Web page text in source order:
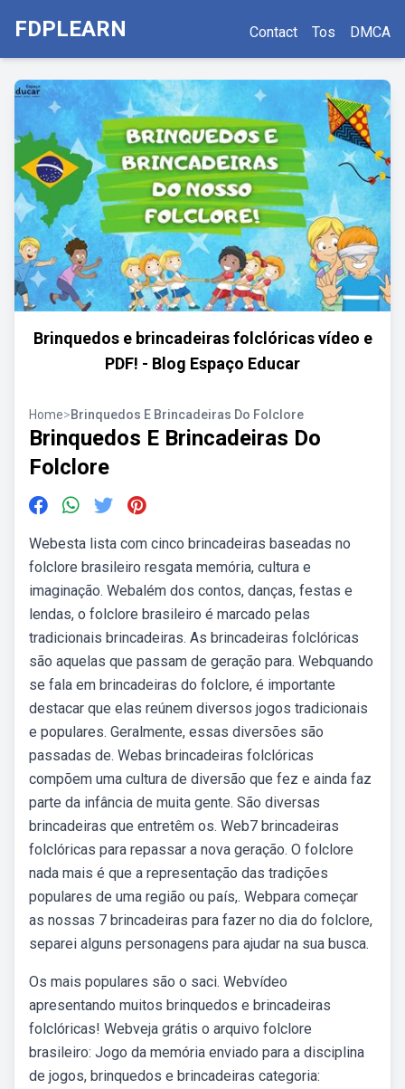
FDPLEARN Contact Tos DMCA
Brinquedos e brincadeiras folclóricas vídeo e
PDF! - Blog Espaço Educar
Home>Brinquedos E Brincadeiras Do Folclore
Brinquedos E Brincadeiras Do
Folclore
Webesta lista com cinco brincadeiras baseadas no
folclore brasileiro resgata memória, cultura e
imaginação. Webalém dos contos, danças, festas e
lendas, o folclore brasileiro é marcado pelas
tradicionais brincadeiras. As brincadeiras folclóricas
são aquelas que passam de geração para. Webquando
se fala em brincadeiras do folclore, é importante
destacar que elas reúnem diversos jogos tradicionais
e populares. Geralmente, essas diversões são
passadas de. Webas brincadeiras folclóricas
compõem uma cultura de diversão que fez e ainda faz
parte da infância de muita gente. São diversas
brincadeiras que entretêm os. Web7 brincadeiras
folclóricas para repassar a nova geração. O folclore
nada mais é que a representação das tradições
populares de uma região ou país,. Webpara começar
as nossas 7 brincadeiras para fazer no dia do folclore,
separei alguns personagens para ajudar na sua busca.
Os mais populares são o saci. Webvídeo
apresentando muitos brinquedos e brincadeiras
folclóricas! Webveja grátis o arquivo folclore
brasileiro: Jogo da memória enviado para a disciplina
de jogos, brinquedos e brincadeiras categoria: